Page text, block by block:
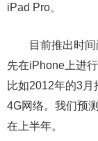
iPad Pro。
目前推出时间
先在iPhone上进
比如2012年的3
4G网络。我们预
在上半年。